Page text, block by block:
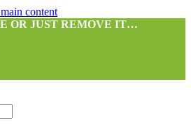
content
OR JUST REMOVE IT…